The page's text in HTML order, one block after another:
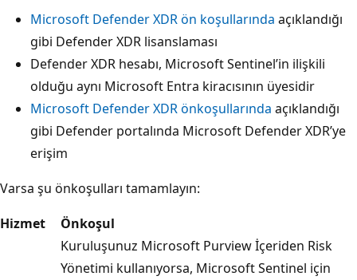
Microsoft Defender XDR ön koşullarında açıklandığı
gibi Defender XDR lisanslaması
Defender XDR hesabı, Microsoft Sentinel’in ilişkili
olduğu aynı Microsoft Entra kiracısının üyesidir
Microsoft Defender XDR önkoşullarında açıklandığı
gibi Defender portalında Microsoft Defender XDR’ye
erişim
Varsa şu önkoşulları tamamlayın:
Hizmet
Önkoşul
Kuruluşunuz Microsoft Purview İçeriden Risk
Yönetimi kullanıyorsa, Microsoft Sentinel için